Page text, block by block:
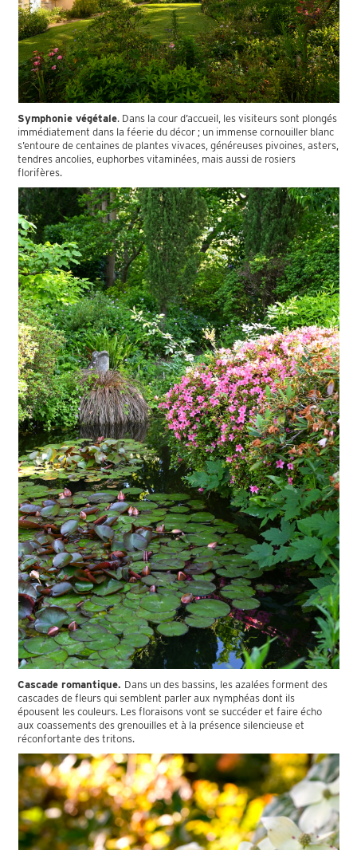
Symphonie végétale. Dans la cour d’accueil, les visiteurs sont plongés
immédiatement dans la féerie du décor ; un immense cornouiller blanc
s’entoure de centaines de plantes vivaces, généreuses pivoines, asters,
tendres ancolies, euphorbes vitaminées, mais aussi de rosiers
florifères.
Cascade romantique. Dans un des bassins, les azalées forment des
cascades de fleurs qui semblent parler aux nymphéas dont ils
épousent les couleurs. Les floraisons vont se succéder et faire écho
aux coassements des grenouilles et à la présence silencieuse et
réconfortante des tritons.